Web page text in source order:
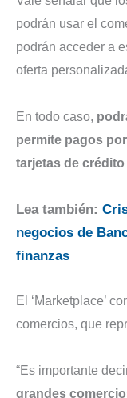
podrán usar el
podrán acceder a
oferta
En todo caso,
permite pagos
tarjetas de crédito
Lea también:
negocios de
finanzas
El ‘Marketplace’
comercios, que
“Es importante
grandes